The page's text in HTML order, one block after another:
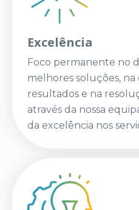
Excelência
Foco permanente no
melhores soluções, na
resultados e na
através da nossa
da excelência nos